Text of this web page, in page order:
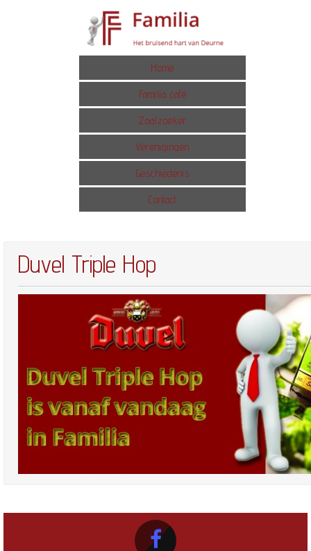
Home
Familia café
Zaalzoeker
Verenigingen
Geschiedenis
Contact
Duvel Triple Hop